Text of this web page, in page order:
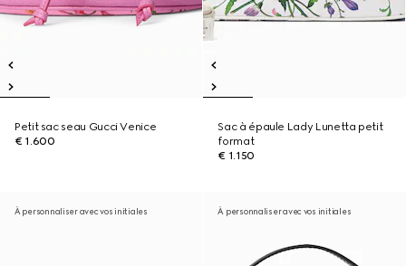
Petit sac seau Gucci Venice
€ 1.600
Sac à épaule Lady Lunetta petit
format
€ 1.150
À personnaliser avec vos initiales À personnaliser avec vos initiales